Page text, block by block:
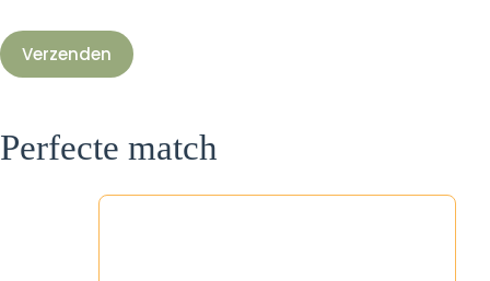
Verzenden
Perfecte match